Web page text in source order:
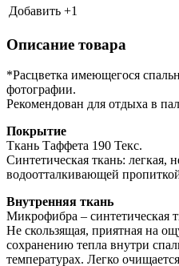
Добавить +1
Описание товара
*Расцветка имеющегося
фотографии.
Рекомендован для отдыха в
Покрытие
Ткань Таффета 190 Текс.
Синтетическая ткань: легкая,
водоотталкивающей
Внутренняя ткань
Микрофибра – синтетическая
Не скользящая, приятная на
сохранению тепла внутри
температурах. Легко